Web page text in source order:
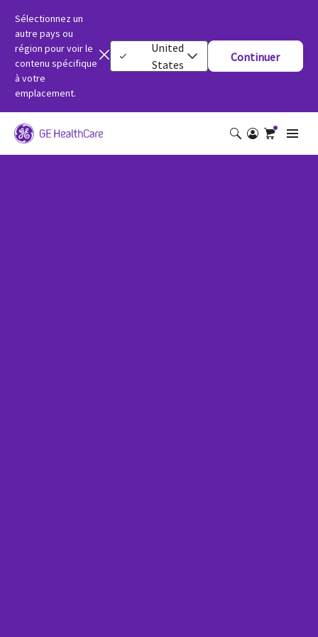
Sélectionnez un
autre pays ou
région pour voir le
contenu spécifique
à votre
emplacement.
United
States
Continuer